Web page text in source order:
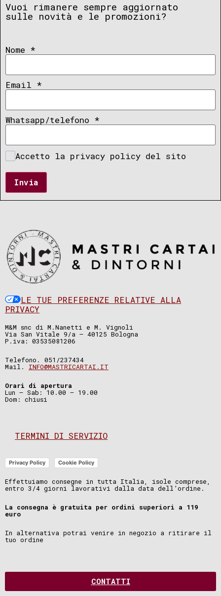
Vuoi rimanere sempre aggiornato
sulle novità e le promozioni?
Nome *
Email *
Whatsapp/telefono *
Accetto la privacy policy del sito
Invia
LE TUE PREFERENZE RELATIVE ALLA
PRIVACY
M&M snc di M.Nanetti e M. Vignoli
Via San Vitale 9/a – 40125 Bologna
P.iva: 03535081206
Telefono. 051/237434
Mail. INFO@MASTRICARTAI.IT
Orari di apertura
Lun – Sab: 10.00 – 19.00
Dom: chiusi
TERMINI DI SERVIZIO
Privacy Policy Cookie Policy
Effettuiamo consegne in tutta Italia, isole comprese,
entro 3/4 giorni lavorativi dalla data dell’ordine.
La consegna è gratuita per ordini superiori a 119
euro
In alternativa potrai venire in negozio a ritirare il
tuo ordine
CONTATTI